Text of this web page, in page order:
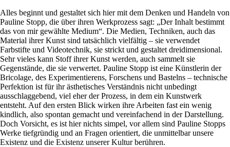
Alles beginnt und gestaltet sich hier mit dem Denken und Handeln von
Pauline Stopp, die über ihren Werkprozess sagt: „Der Inhalt bestimmt
das von mir gewählte Medium“. Die Medien, Techniken, auch das
Material ihrer Kunst sind tatsächlich vielfältig – sie verwendet
Farbstifte und Videotechnik, sie strickt und gestaltet dreidimensional.
Sehr vieles kann Stoff ihrer Kunst werden, auch sammelt sie
Gegenstände, die sie verwertet. Pauline Stopp ist eine Künstlerin der
Bricolage, des Experimentierens, Forschens und Bastelns – technische
Perfektion ist für ihr ästhetisches Verständnis nicht unbedingt
ausschlaggebend, viel eher der Prozess, in dem ein Kunstwerk
entsteht. Auf den ersten Blick wirken ihre Arbeiten fast ein wenig
kindlich, also spontan gemacht und vereinfachend in der Darstellung.
Doch Vorsicht, es ist hier nichts simpel, vor allem sind Pauline Stopps
Werke tiefgründig und an Fragen orientiert, die unmittelbar unsere
Existenz und die Existenz unserer Kultur berühren.